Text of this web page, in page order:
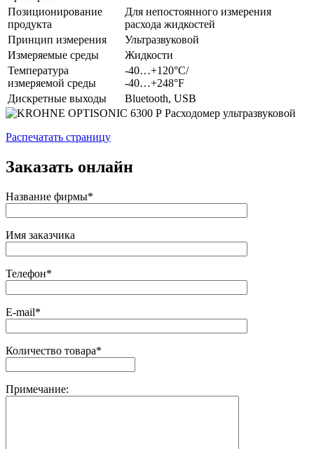
Позиционирование
продукта
Для непостоянного измерения
расхода жидкостей
Принцип измерения
Ультразвуковой
Измеряемые среды
Жидкости
Температура
измеряемой среды
-40…+120°C/
-40…+248°F
Дискретные выходы
Bluetooth, USB
Распечатать страницу
Заказать онлайн
Название фирмы*
Имя заказчика
Телефон*
E-mail*
Количество товара*
Примечание: